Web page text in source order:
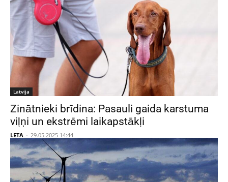
Latvija
Zinātnieki brīdina: Pasauli gaida karstuma
viļņi un ekstrēmi laikapstākļi
LETA - 29.05.2025 14:44